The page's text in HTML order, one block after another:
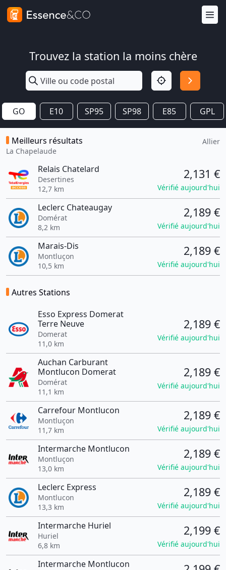
Trouvez la station la moins chère
GO E10 SP95 SP98 E85 GPL
Meilleurs résultats
La Chapelaude
Allier
Relais Chatelard
Desertines
12,7 km
2,131 €
Vérifié aujourd'hui
Leclerc Chateaugay
Domérat
8,2 km
2,189 €
Vérifié aujourd'hui
Marais-Dis
Montluçon
10,5 km
2,189 €
Vérifié aujourd'hui
Autres Stations
Esso Express Domerat
Terre Neuve
Domerat
11,0 km
2,189 €
Vérifié aujourd'hui
Auchan Carburant
Montlucon Domerat
Domérat
11,1 km
2,189 €
Vérifié aujourd'hui
Carrefour Montlucon
Montluçon
11,7 km
2,189 €
Vérifié aujourd'hui
Intermarche Montlucon
Montluçon
13,0 km
2,189 €
Vérifié aujourd'hui
Leclerc Express
Montlucon
13,3 km
2,189 €
Vérifié aujourd'hui
Intermarche Huriel
Huriel
6,8 km
2,199 €
Vérifié aujourd'hui
Intermarche Montlucon